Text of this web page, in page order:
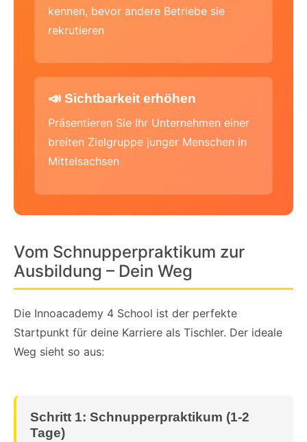
kennen, bevor andere Betriebe sie
rekrutieren
📣 Sichtbarkeit erhöhen
Präsentieren Sie Ihr Unternehmen einer
breiten Zielgruppe junger Menschen in
Mittelsachsen
Vom Schnupperpraktikum zur
Ausbildung – Dein Weg
Die Innoacademy 4 School ist der perfekte
Startpunkt für deine Karriere als Tischler. Der ideale
Weg sieht so aus:
Schritt 1: Schnupperpraktikum (1-2
Tage)